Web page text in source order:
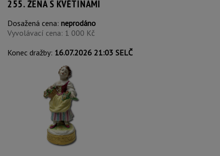
255. ŽENA S KVĚTINAMI
Dosažená cena: neprodáno
Vyvolávací cena: 1 000 Kč
Konec dražby: 16.07.2026 21:03 SELČ